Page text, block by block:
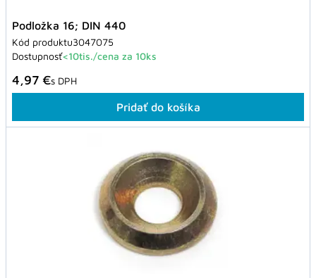
Podložka 16; DIN 440
Kód produktu3047075
Dostupnosť<10tis./cena za 10ks
4,97 €s DPH
Pridať do košíka